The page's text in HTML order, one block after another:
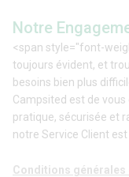
Notre
<span style="font-
toujours évident, et
besoins bien plus
Campsited est de
pratique, sécurisée et
notre Service Client
Conditions générales